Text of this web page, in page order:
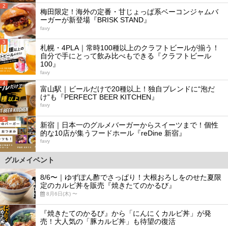
2
梅田限定！海外の定番・甘じょっぱ系ベーコンジャムバ
ーガーが新登場『BRISK STAND』
favy
3
札幌・4PLA｜常時100種以上のクラフトビールが揃う！
自分で手にとって飲み比べもできる『クラフトビール
100』
favy
4
富山駅｜ビールだけで20種以上！独自ブレンドに“泡だ
け”も『PERFECT BEER KITCHEN』
favy
5
新宿｜日本一のグルメバーガーからスイーツまで！個性
的な10店が集うフードホール『reDine 新宿』
favy
グルメイベント
8/6〜｜ゆずぽん酢でさっぱり！大根おろしをのせた夏限
定のカルビ丼を販売『焼きたてのかるび』
8月6日(木) 〜
『焼きたてのかるび』から「にんにくカルビ丼」が発
売！大人気の「豚カルビ丼」も待望の復活